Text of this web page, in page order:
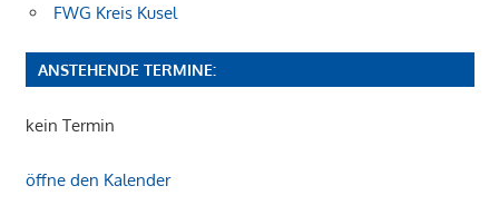
FWG Kreis Kusel
ANSTEHENDE TERMINE:
kein Termin
öffne den Kalender